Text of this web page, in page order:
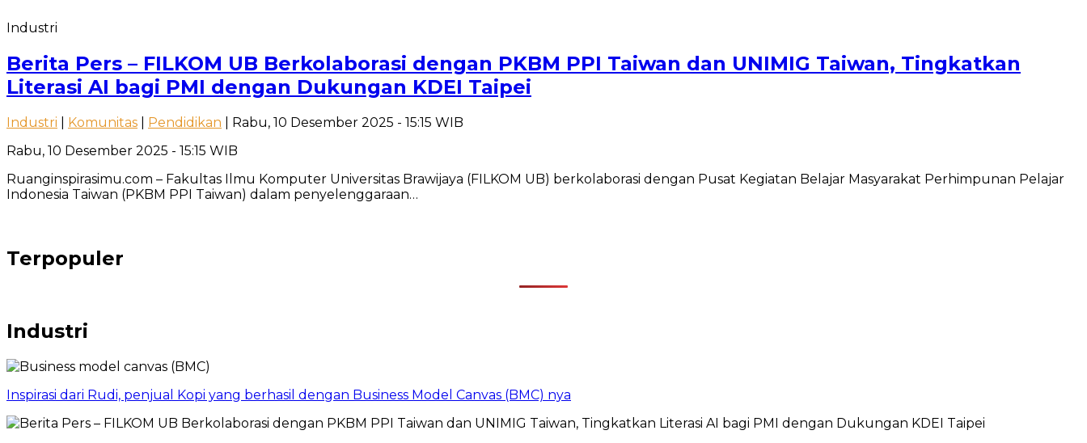
Industri
Berita Pers – FILKOM UB Berkolaborasi dengan PKBM PPI Taiwan dan UNIMIG Taiwan, Tingkatkan
Literasi AI bagi PMI dengan Dukungan KDEI Taipei
Industri Komunitas Pendidikan | Rabu, 10 Desember 2025 - 15:15 WIB
Rabu, 10 Desember 2025 - 15:15 WIB
Ruanginspirasimu.com – Fakultas Ilmu Komputer Universitas Brawijaya (FILKOM UB) berkolaborasi dengan Pusat Kegiatan Belajar Masyarakat Perhimpunan Pelajar
Indonesia Taiwan (PKBM PPI Taiwan) dalam penyelenggaraan…
Terpopuler
Industri
Inspirasi dari Rudi, penjual Kopi yang berhasil dengan Business Model Canvas (BMC) nya